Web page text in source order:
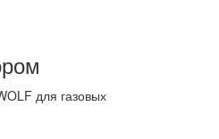
для газовых